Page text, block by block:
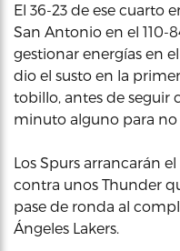
El 36-23 de ese cuarto
San Antonio en el 110-
gestionar energías en
dio el susto en la
tobillo, antes de
minuto alguno para no
Los Spurs arrancarán
contra unos Thunder
pase de ronda al
Ángeles Lakers.